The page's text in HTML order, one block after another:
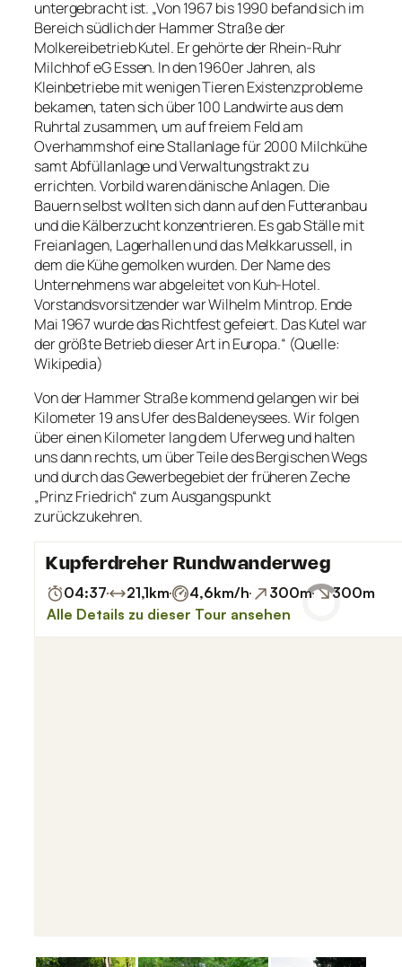
untergebracht ist. „Von 1967 bis 1990 befand sich im
Bereich südlich der Hammer Straße der
Molkereibetrieb Kutel. Er gehörte der Rhein-Ruhr
Milchhof eG Essen. In den 1960er Jahren, als
Kleinbetriebe mit wenigen Tieren Existenzprobleme
bekamen, taten sich über 100 Landwirte aus dem
Ruhrtal zusammen, um auf freiem Feld am
Overhammshof eine Stallanlage für 2000 Milchkühe
samt Abfüllanlage und Verwaltungstrakt zu
errichten. Vorbild waren dänische Anlagen. Die
Bauern selbst wollten sich dann auf den Futteranbau
und die Kälberzucht konzentrieren. Es gab Ställe mit
Freianlagen, Lagerhallen und das Melkkarussell, in
dem die Kühe gemolken wurden. Der Name des
Unternehmens war abgeleitet von Kuh-Hotel.
Vorstandsvorsitzender war Wilhelm Mintrop. Ende
Mai 1967 wurde das Richtfest gefeiert. Das Kutel war
der größte Betrieb dieser Art in Europa.“ (Quelle:
Wikipedia)
Von der Hammer Straße kommend gelangen wir bei
Kilometer 19 ans Ufer des Baldeneysees. Wir folgen
über einen Kilometer lang dem Uferweg und halten
uns dann rechts, um über Teile des Bergischen Wegs
und durch das Gewerbegebiet der früheren Zeche
„Prinz Friedrich“ zum Ausgangspunkt
zurückzukehren.